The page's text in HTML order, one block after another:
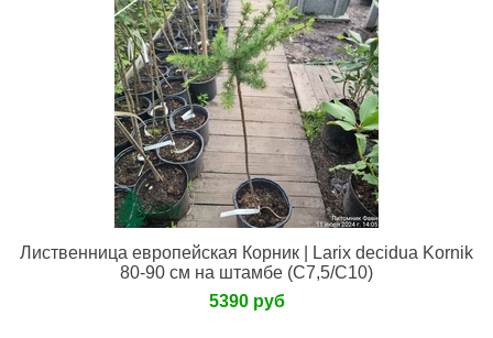
Лиственница европейская Корник | Larix decidua Kornik
80-90 см на штамбе (С7,5/С10)
5390 руб